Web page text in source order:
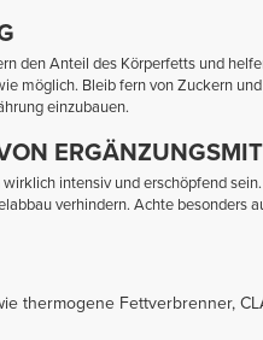
den Anteil des Körperfetts und
möglich. Bleib fern von Zuckern
einzubauen.
intensiv und erschöpfend
verhindern. Achte besonders
thermogene Fettverbrenner,